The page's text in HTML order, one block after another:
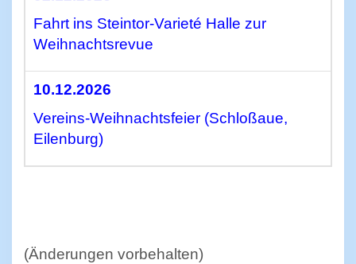
Fahrt ins Steintor-Varieté Halle zur
Weihnachtsrevue
10.12.2026
Vereins-Weihnachtsfeier (Schloßaue,
Eilenburg)
(Änderungen vorbehalten)